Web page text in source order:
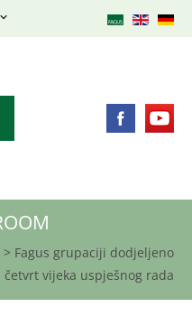
> Fagus grupaciji dodjeljeno
vijeka uspješnog rada